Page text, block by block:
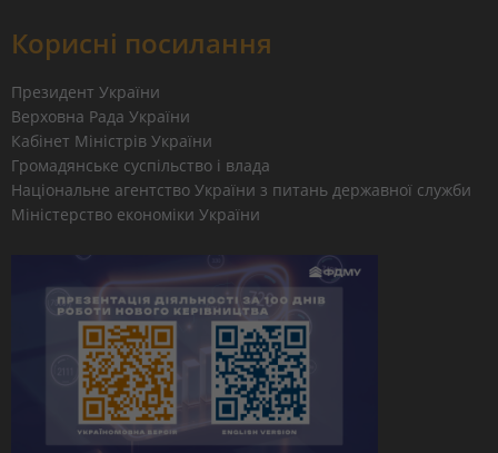
Корисні посилання
Президент України
Верховна Рада України
Кабінет Міністрів України
Громадянське суспільство і влада
Національне агентство України з питань державної служби
Міністерство економіки України